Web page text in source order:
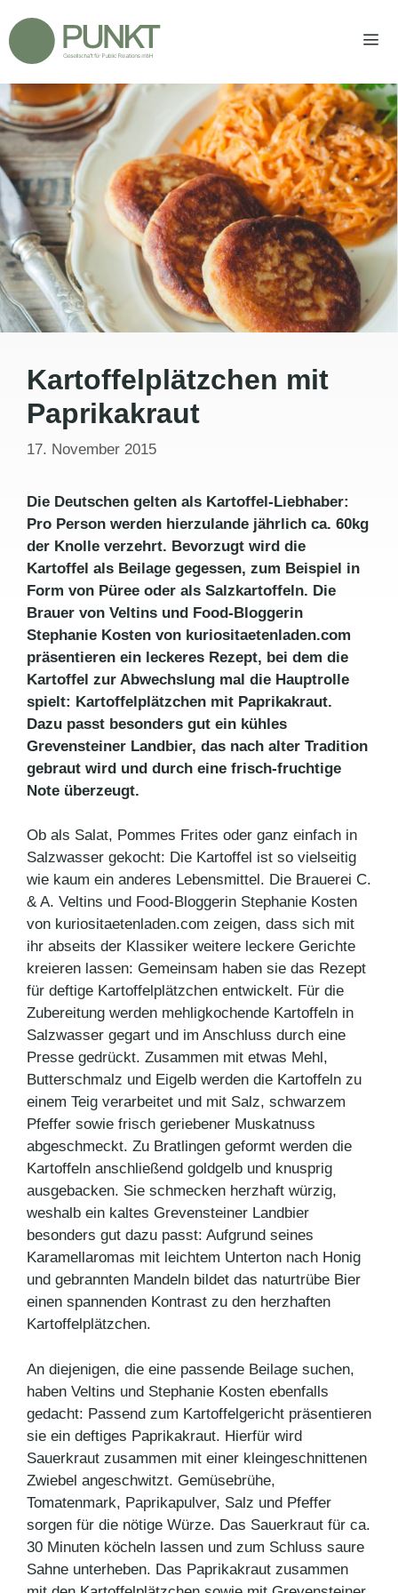
Inhalt
springen
Kartoffelplätzchen mit
Paprikakraut
17. November 2015
Die Deutschen gelten als Kartoffel-Liebhaber:
Pro Person werden hierzulande jährlich ca. 60kg
der Knolle verzehrt. Bevorzugt wird die
Kartoffel als Beilage gegessen, zum Beispiel in
Form von Püree oder als Salzkartoffeln. Die
Brauer von Veltins und Food-Bloggerin
Stephanie Kosten von kuriositaetenladen.com
präsentieren ein leckeres Rezept, bei dem die
Kartoffel zur Abwechslung mal die Hauptrolle
spielt: Kartoffelplätzchen mit Paprikakraut.
Dazu passt besonders gut ein kühles
Grevensteiner Landbier, das nach alter Tradition
gebraut wird und durch eine frisch-fruchtige
Note überzeugt.
Ob als Salat, Pommes Frites oder ganz einfach in
Salzwasser gekocht: Die Kartoffel ist so vielseitig
wie kaum ein anderes Lebensmittel. Die Brauerei C.
& A. Veltins und Food-Bloggerin Stephanie Kosten
von kuriositaetenladen.com zeigen, dass sich mit
ihr abseits der Klassiker weitere leckere Gerichte
kreieren lassen: Gemeinsam haben sie das Rezept
für deftige Kartoffelplätzchen entwickelt. Für die
Zubereitung werden mehligkochende Kartoffeln in
Salzwasser gegart und im Anschluss durch eine
Presse gedrückt. Zusammen mit etwas Mehl,
Butterschmalz und Eigelb werden die Kartoffeln zu
einem Teig verarbeitet und mit Salz, schwarzem
Pfeffer sowie frisch geriebener Muskatnuss
abgeschmeckt. Zu Bratlingen geformt werden die
Kartoffeln anschließend goldgelb und knusprig
ausgebacken. Sie schmecken herzhaft würzig,
weshalb ein kaltes Grevensteiner Landbier
besonders gut dazu passt: Aufgrund seines
Karamellaromas mit leichtem Unterton nach Honig
und gebrannten Mandeln bildet das naturtrübe Bier
einen spannenden Kontrast zu den herzhaften
Kartoffelplätzchen.
An diejenigen, die eine passende Beilage suchen,
haben Veltins und Stephanie Kosten ebenfalls
gedacht: Passend zum Kartoffelgericht präsentieren
sie ein deftiges Paprikakraut. Hierfür wird
Sauerkraut zusammen mit einer kleingeschnittenen
Zwiebel angeschwitzt. Gemüsebrühe,
Tomatenmark, Paprikapulver, Salz und Pfeffer
sorgen für die nötige Würze. Das Sauerkraut für ca.
30 Minuten köcheln lassen und zum Schluss saure
Sahne unterheben. Das Paprikakraut zusammen